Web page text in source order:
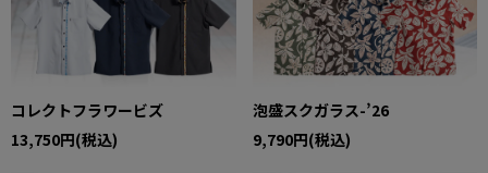
コレクトフラワービズ
13,750円(税込)
泡盛スクガラス-’26
9,790円(税込)